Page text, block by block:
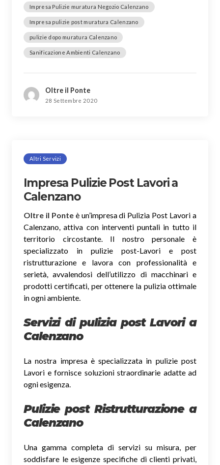
Impresa Pulizie muratura Negozio Calenzano
Impresa pulizie post muratura Calenzano
pulizie dopo muratura Calenzano
Sanificazione Ambienti Calenzano
Oltre il Ponte
28 Settembre 2020
Altri Servizi
Impresa Pulizie Post Lavori a
Calenzano
Oltre il Ponteè un’impresa di Pulizia Post Lavori a
Calenzano, attiva con interventi puntali in tutto il
territorio circostante. Il nostro personale è
specializzato in pulizie post-Lavori e post
ristrutturazione e lavora con professionalità e
serietà, avvalendosi dell’utilizzo di macchinari e
prodotti certificati, per ottenere la pulizia ottimale
in ogni ambiente.
Servizi di pulizia post Lavori a
Calenzano
La nostra impresa è specializzata in pulizie post
Lavori e fornisce soluzioni straordinarie adatte ad
ogni esigenza.
Pulizie post Ristrutturazione a
Calenzano
Una gamma completa di servizi su misura, per
soddisfare le esigenze specifiche di clienti privati,